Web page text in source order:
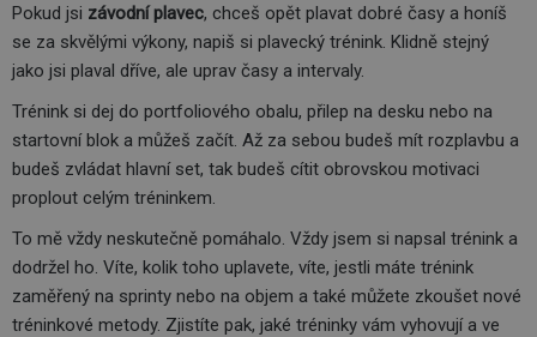
Pokud jsi závodní plavec, chceš opět plavat dobré časy a honíš
se za skvělými výkony, napiš si plavecký trénink. Klidně stejný
jako jsi plaval dříve, ale uprav časy a intervaly.
Trénink si dej do portfoliového obalu, přilep na desku nebo na
startovní blok a můžeš začít. Až za sebou budeš mít rozplavbu a
budeš zvládat hlavní set, tak budeš cítit obrovskou motivaci
proplout celým tréninkem.
To mě vždy neskutečně pomáhalo. Vždy jsem si napsal trénink a
dodržel ho. Víte, kolik toho uplavete, víte, jestli máte trénink
zaměřený na sprinty nebo na objem a také můžete zkoušet nové
tréninkové metody. Zjistíte pak, jaké tréninky vám vyhovují a ve